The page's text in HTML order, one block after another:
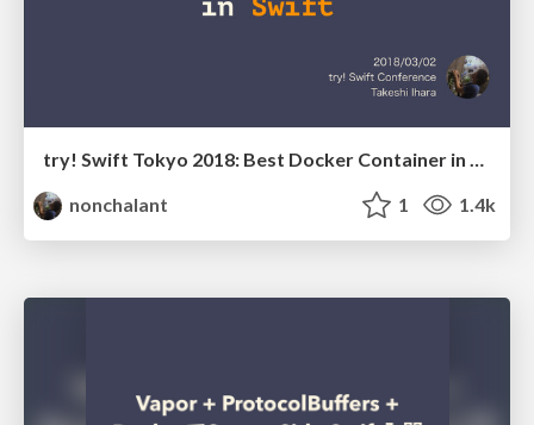
try! Swift Tokyo 2018: Best Docker Container in Swift
nonchalant
1 1.4k